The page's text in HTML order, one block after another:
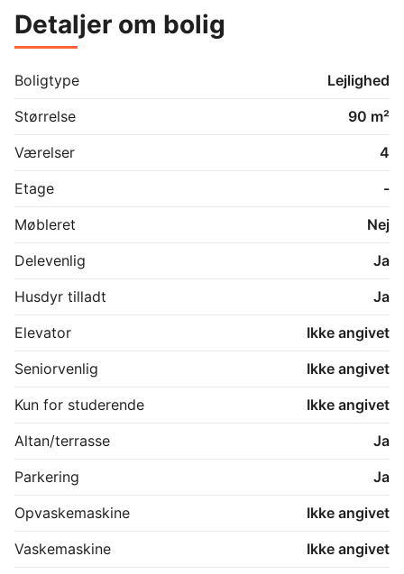
søjle.
- Egen parkerings plads.
lejemål.
- Forbrug betales direkte til værkerne.
INGEN HUSDYR
Detaljer om bolig
Boligtype
Lejlighed
Størrelse
90 m²
Værelser
4
Etage
-
Møbleret
Nej
Delevenlig
Ja
Husdyr tilladt
Ja
Elevator
Ikke angivet
Seniorvenlig
Ikke angivet
Kun for studerende
Ikke angivet
Altan/terrasse
Ja
Parkering
Ja
Opvaskemaskine
Ikke angivet
Vaskemaskine
Ikke angivet